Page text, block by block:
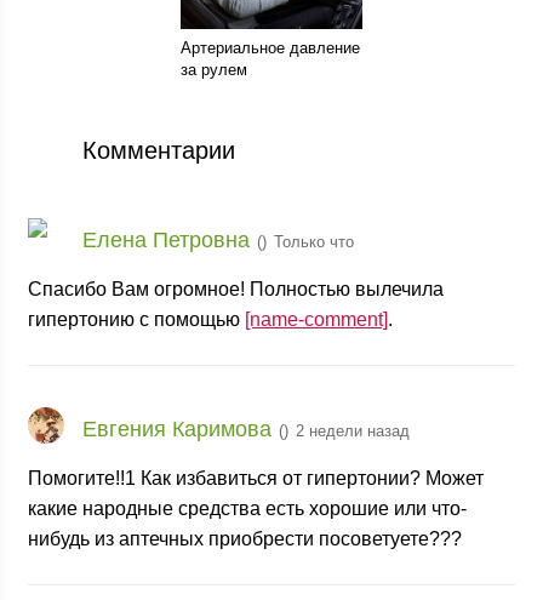
Артериальное давление
за рулем
Комментарии
Елена Петровна () Только что
Спасибо Вам огромное! Полностью вылечила
гипертонию с помощью [name-comment].
Евгения Каримова () 2 недели назад
Помогите!!1 Как избавиться от гипертонии? Может
какие народные средства есть хорошие или что-
нибудь из аптечных приобрести посоветуете???